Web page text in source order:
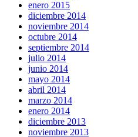
enero 2015
diciembre 2014
noviembre 2014
octubre 2014
septiembre 2014
julio 2014
junio 2014
mayo 2014
abril 2014
marzo 2014
enero 2014
diciembre 2013
noviembre 2013